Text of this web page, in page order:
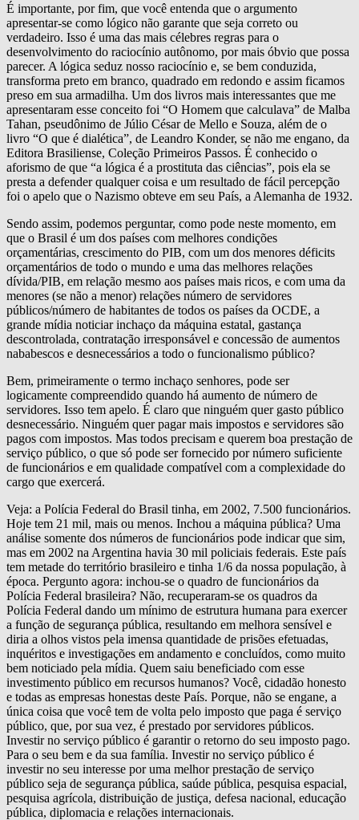
É importante, por fim, que você entenda que o argumento
apresentar-se como lógico não garante que seja correto ou
verdadeiro. Isso é uma das mais célebres regras para o
desenvolvimento do raciocínio autônomo, por mais óbvio que possa
parecer. A lógica seduz nosso raciocínio e, se bem conduzida,
transforma preto em branco, quadrado em redondo e assim ficamos
preso em sua armadilha. Um dos livros mais interessantes que me
apresentaram esse conceito foi “O Homem que calculava” de Malba
Tahan, pseudônimo de Júlio César de Mello e Souza, além de o
livro “O que é dialética”, de Leandro Konder, se não me engano, da
Editora Brasiliense, Coleção Primeiros Passos. É conhecido o
aforismo de que “a lógica é a prostituta das ciências”, pois ela se
presta a defender qualquer coisa e um resultado de fácil percepção
foi o apelo que o Nazismo obteve em seu País, a Alemanha de 1932.
Sendo assim, podemos perguntar, como pode neste momento, em
que o Brasil é um dos países com melhores condições
orçamentárias, crescimento do PIB, com um dos menores déficits
orçamentários de todo o mundo e uma das melhores relações
dívida/PIB, em relação mesmo aos países mais ricos, e com uma da
menores (se não a menor) relações número de servidores
públicos/número de habitantes de todos os países da OCDE, a
grande mídia noticiar inchaço da máquina estatal, gastança
descontrolada, contratação irresponsável e concessão de aumentos
nababescos e desnecessários a todo o funcionalismo público?
Bem, primeiramente o termo inchaço senhores, pode ser
logicamente compreendido quando há aumento de número de
servidores. Isso tem apelo. É claro que ninguém quer gasto público
desnecessário. Ninguém quer pagar mais impostos e servidores são
pagos com impostos. Mas todos precisam e querem boa prestação de
serviço público, o que só pode ser fornecido por número suficiente
de funcionários e em qualidade compatível com a complexidade do
cargo que exercerá.
Veja: a Polícia Federal do Brasil tinha, em 2002, 7.500 funcionários.
Hoje tem 21 mil, mais ou menos. Inchou a máquina pública? Uma
análise somente dos números de funcionários pode indicar que sim,
mas em 2002 na Argentina havia 30 mil policiais federais. Este país
tem metade do território brasileiro e tinha 1/6 da nossa população, à
época. Pergunto agora: inchou-se o quadro de funcionários da
Polícia Federal brasileira? Não, recuperaram-se os quadros da
Polícia Federal dando um mínimo de estrutura humana para exercer
a função de segurança pública, resultando em melhora sensível e
diria a olhos vistos pela imensa quantidade de prisões efetuadas,
inquéritos e investigações em andamento e concluídos, como muito
bem noticiado pela mídia. Quem saiu beneficiado com esse
investimento público em recursos humanos? Você, cidadão honesto
e todas as empresas honestas deste País. Porque, não se engane, a
única coisa que você tem de volta pelo imposto que paga é serviço
público, que, por sua vez, é prestado por servidores públicos.
Investir no serviço público é garantir o retorno do seu imposto pago.
Para o seu bem e da sua família. Investir no serviço público é
investir no seu interesse por uma melhor prestação de serviço
público seja de segurança pública, saúde pública, pesquisa espacial,
pesquisa agrícola, distribuição de justiça, defesa nacional, educação
pública, diplomacia e relações internacionais.